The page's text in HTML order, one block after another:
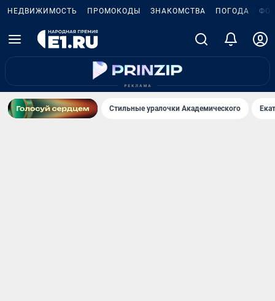
НЕДВИЖИМОСТЬ ПРОМОКОДЫ ЗНАКОМСТВА ПОГОДА
Стильные уралочки Академического